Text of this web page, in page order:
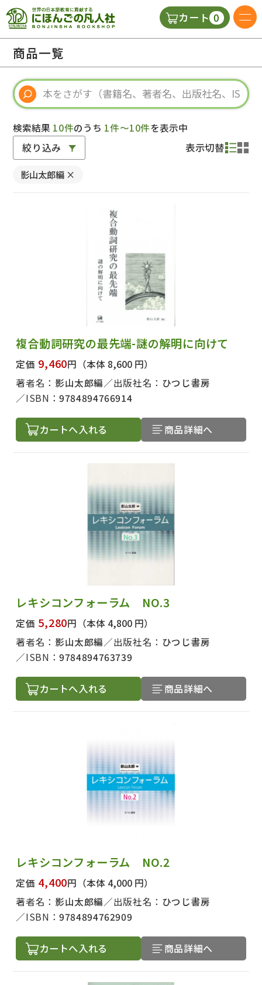
カート 0
視聴覚・補助教材
教師用参考書
商品一覧
検索結果 10件のうち 1件～10件を表示中
絞り込み 表示切替
影山太郎編 ×
複合動詞研究の最先端-謎の解明に向けて
定価 9,460円 （本体 8,600 円）
著者名： 影山太郎編 出版社名： ひつじ書房
ISBN：9784894766914
カートへ入れる 商品詳細へ
レキシコンフォーラム NO.3
定価 5,280円 （本体 4,800 円）
著者名： 影山太郎編 出版社名： ひつじ書房
ISBN：9784894763739
カートへ入れる 商品詳細へ
レキシコンフォーラム NO.2
定価 4,400円 （本体 4,000 円）
著者名： 影山太郎編 出版社名： ひつじ書房
ISBN：9784894762909
カートへ入れる 商品詳細へ